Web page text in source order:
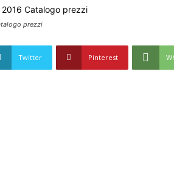
prezzi
Twitter Pinterest